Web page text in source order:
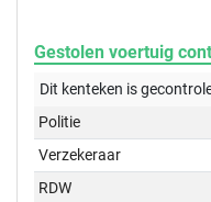
Gestolen voertuig
Dit kenteken is
Politie
Verzekeraar
RDW